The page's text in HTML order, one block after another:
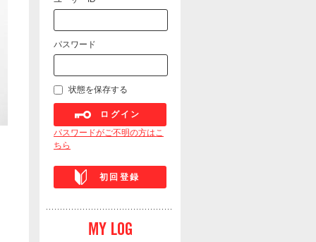
パスワード
状態を保存する
ログイン
パスワードがご不明の方はこ
ちら
初回登録